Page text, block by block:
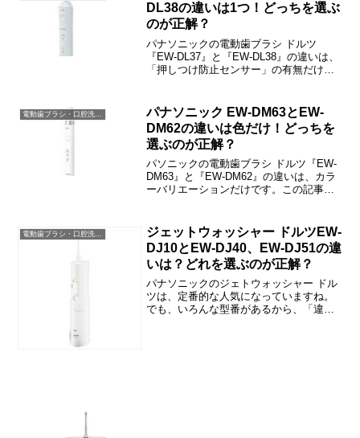
DL38の違いは1つ！どっちを選ぶ
のが正解？
パナソニックの電動歯ブラシ ドルツ
『EW-DL37』と『EW-DL38』の違いは、
「押しつけ防止センサー」の有無だけで
パナソニック EW-DM63とEW-
DM62の違いは色だけ！どっちを
選ぶのが正解？
パソニックの電動歯ブラシ ドルツ『EW-
DM63』と『EW-DM62』の違いは、カラ
ーバリエーションだけです。この記事で
電動歯ブラシ・口腔洗浄器
ジェットウォッシャー ドルツEW-
DJ10とEW-DJ40、EW-DJ51の違
いは？どれを選ぶのが正解？
パナソニックのジェトウォッシャー ドル
ツは、定番的な人気になっていますね。
でも、いろんな型番があるから、「違い